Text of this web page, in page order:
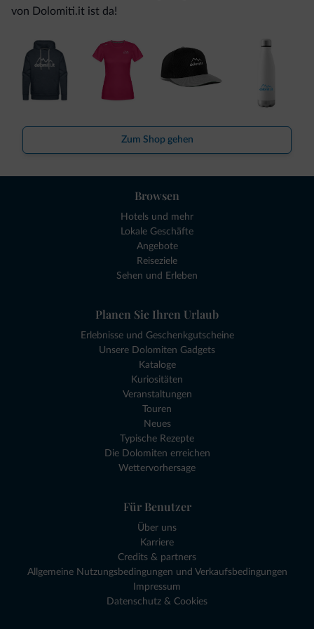
von Dolomiti.it ist da!
Zum Shop gehen
Browsen
Hotels und mehr
Lokale Geschäfte
Angebote
Reiseziele
Sehen und Erleben
Planen Sie Ihren Urlaub
Erlebnisse und Geschenkgutscheine
Unsere Dolomiten Gadgets
Kataloge
Kuriositäten
Veranstaltungen
Touren
Neues
Typische Rezepte
Die Dolomiten erreichen
Wettervorhersage
Für Benutzer
Über uns
Karriere
Credits & partners
Allgemeine Nutzungsbedingungen und Verkaufsbedingungen
Impressum
Datenschutz & Cookies